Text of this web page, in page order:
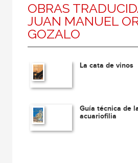
Coordinador
Editor
Editora
Escritora
Prologuista
Traductor
OBRAS
JUAN MANUEL
GOZALO
La cata de vinos
Guía técnica de
acuariofilia